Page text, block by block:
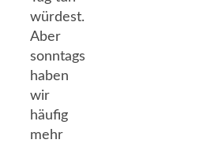
würdest.
Aber
sonntags
haben
wir
häufig
mehr